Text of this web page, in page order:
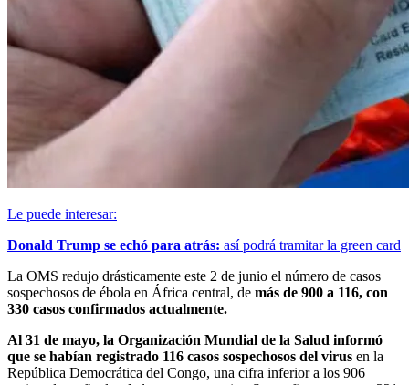
Le puede interesar:
Donald Trump se echó para atrás: así podrá tramitar la green card
La OMS redujo drásticamente este 2 de junio el número de casos
sospechosos de ébola en África central, de más de 900 a 116, con
330 casos confirmados actualmente.
Al 31 de mayo, la Organización Mundial de la Salud informó
que se habían registrado 116 casos sospechosos del virus en la
República Democrática del Congo, una cifra inferior a los 906